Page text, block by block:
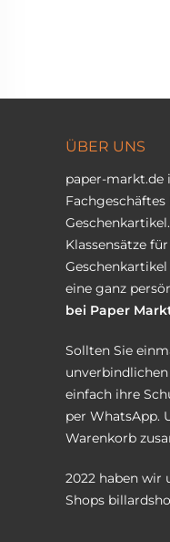
ÜBER UNS
paper-markt.de
Fachgeschäftes
Klassensätze
eine ganz
bei Paper
Sollten Sie
unverbindlichen
einfach ihre
per WhatsApp.
Warenkorb
2022 haben
Shops